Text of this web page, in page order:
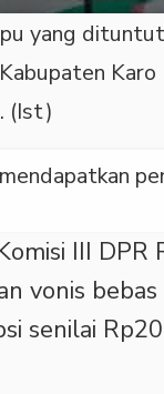
yang
(Ist)
III DPR
vonis
senilai